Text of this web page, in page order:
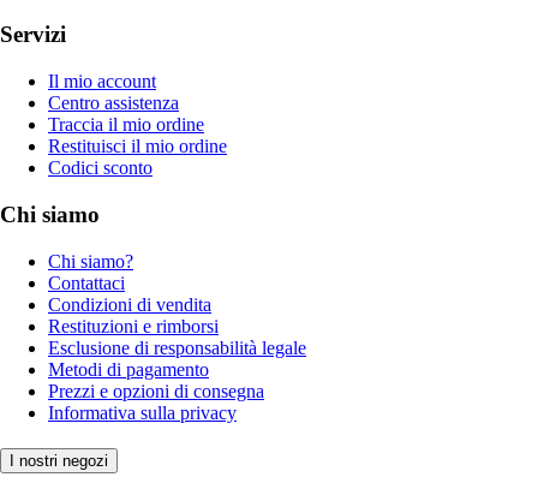
Servizi
Il mio account
Centro assistenza
Traccia il mio ordine
Restituisci il mio ordine
Codici sconto
Chi siamo
Chi siamo?
Contattaci
Condizioni di vendita
Restituzioni e rimborsi
Esclusione di responsabilità legale
Metodi di pagamento
Prezzi e opzioni di consegna
Informativa sulla privacy
I nostri negozi